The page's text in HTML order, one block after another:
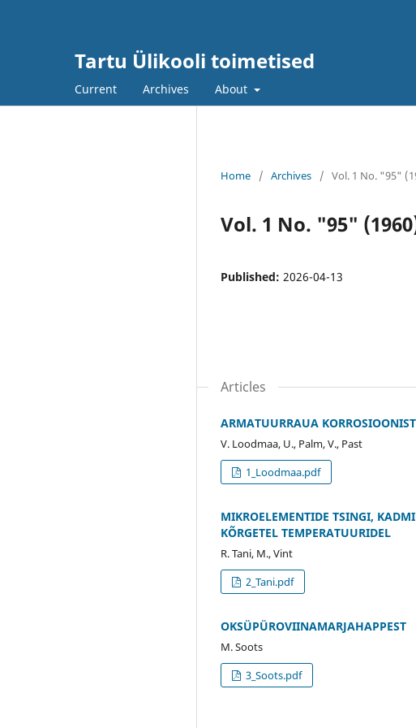
Tartu Ülikooli toimetised
Current Archives About
Home / Archives / Vol. 1 No. "95"
Vol. 1 No. "95"
Published: 2026-04-13
Articles
ARMATUURRAUA
V. Loodmaa, U., Palm, V., Past
1_Loodmaa.pdf
MIKROELEMENTIDE TSINGI,
KÕRGETEL TEMPERATUURIDEL
R. Tani, M., Vint
2_Tani.pdf
OKSÜPÜROVIINAMARJAHAPPEST
M. Soots
3_Soots.pdf